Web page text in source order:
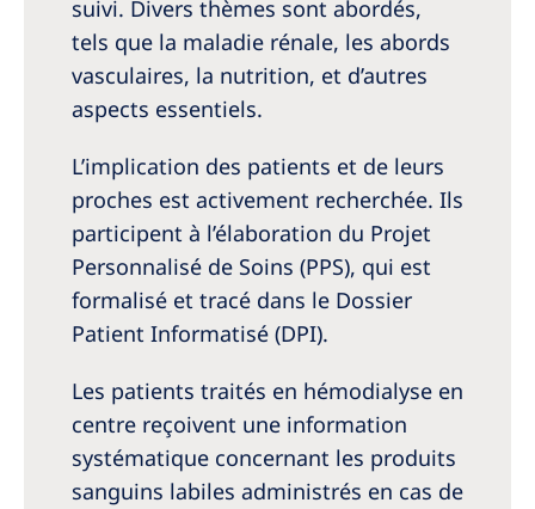
Asia Pacific
Asia Pacific
Australia
Philippines
North America
United States of America
NephroCare International
Global Website
suivi. Divers thèmes sont abordés,
tels que la maladie rénale, les abords
vasculaires, la nutrition, et d’autres
aspects essentiels.
L’implication des patients et de leurs
proches est activement recherchée. Ils
participent à l’élaboration du Projet
Personnalisé de Soins (PPS), qui est
formalisé et tracé dans le Dossier
Patient Informatisé (DPI).
Les patients traités en hémodialyse en
centre reçoivent une information
systématique concernant les produits
sanguins labiles administrés en cas de